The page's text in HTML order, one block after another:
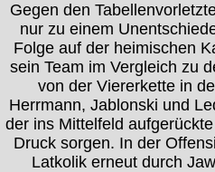
Gegen den
nur zu einem
Folge auf der heimischen
sein Team im Vergleich zu
von der Viererkette in
Herrmann, Jablonski und
der ins Mittelfeld
Druck sorgen. In der
Latkolik erneut durch